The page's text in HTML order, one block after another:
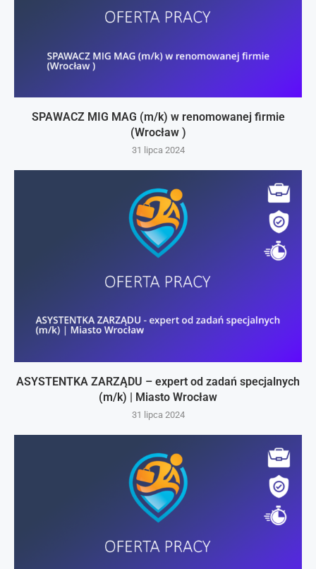
SPAWACZ MIG MAG (m/k) w renomowanej firmie
(Wrocław )
31 lipca 2024
ASYSTENTKA ZARZĄDU – expert od zadań specjalnych
(m/k) | Miasto Wrocław
31 lipca 2024